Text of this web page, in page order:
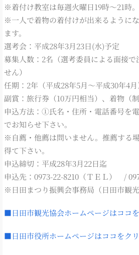
※着付け教室は毎週火曜日19時～21時。
※一人で着物の着付けが出来るように
ます。
選考会：平成28年3月23日(水)予定
募集人数：2名（選考委員による面接
せん）
任期：2年（平成28年5月～平成30年4月
副賞：旅行券（10万円相当）、着物（
申込方法：①氏名・住所・電話番号を
でお知らせ下さい。
※自薦・他薦は問いません。推薦する
得て下さい。
申込締切：平成28年3月22日迄
申込先：0973-22-8210（ＴＥＬ） /
※日田まつり振興会事務局（日田市観光
■日田市観光協会ホームページはココ
■日田市役所ホームページはココをク